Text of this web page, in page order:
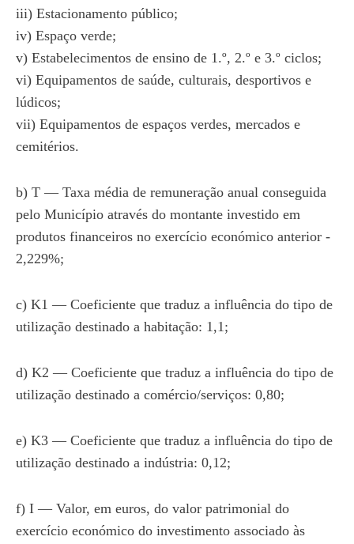
iii) Estacionamento público;
iv) Espaço verde;
v) Estabelecimentos de ensino de 1.º, 2.º e 3.º ciclos;
vi) Equipamentos de saúde, culturais, desportivos e
lúdicos;
vii) Equipamentos de espaços verdes, mercados e
cemitérios.
b) T — Taxa média de remuneração anual conseguida
pelo Município através do montante investido em
produtos financeiros no exercício económico anterior -
2,229%;
c) K1 — Coeficiente que traduz a influência do tipo de
utilização destinado a habitação: 1,1;
d) K2 — Coeficiente que traduz a influência do tipo de
utilização destinado a comércio/serviços: 0,80;
e) K3 — Coeficiente que traduz a influência do tipo de
utilização destinado a indústria: 0,12;
f) I — Valor, em euros, do valor patrimonial do
exercício económico do investimento associado às